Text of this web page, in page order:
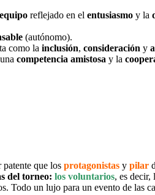
reflejado en el entusiasmo y la
(autónomo).
como la inclusión, consideración y
competencia amistosa y la
que los protagonistas y pilar
del torneo: los voluntarios, es decir,
Todo un lujo para un evento de las